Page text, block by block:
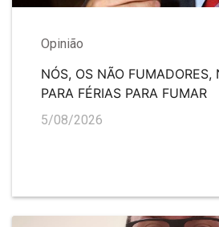
Opinião
NÓS, OS NÃO FUMADORES,
PARA FÉRIAS PARA FUMAR
5/08/2026